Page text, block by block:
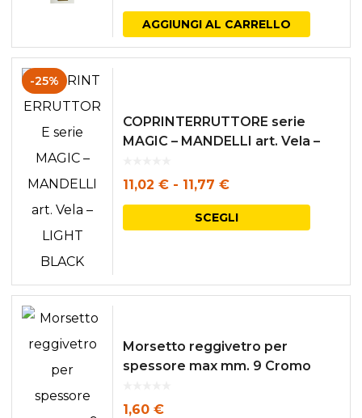
AGGIUNGI AL CARRELLO
-25%
COPRINTERRUTTORE serie
MAGIC – MANDELLI art. Vela –
11,02 € - 11,77 €Fascia
di
prezzo:
11,02 €
11,77 €
SCEGLI
Questo
più
opzioni
Morsetto reggivetro per
spessore max mm. 9 Cromo
1,60 €